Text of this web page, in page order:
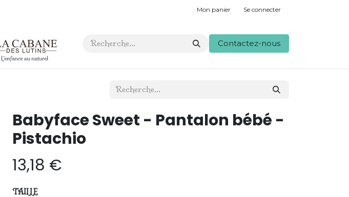
Mon panier Se connecter
Contactez-nous
Babyface Sweet - Pantalon bébé -
Pistachio
13,18 €
TAILLE